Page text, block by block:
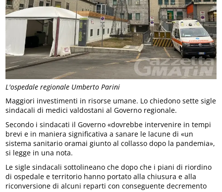
L'ospedale regionale Umberto Parini
Maggiori investimenti in risorse umane. Lo chiedono sette sigle
sindacali di medici valdostani al Governo regionale.
Secondo i sindacati il Governo «dovrebbe intervenire in tempi
brevi e in maniera significativa a sanare le lacune di «un
sistema sanitario oramai giunto al collasso dopo la pandemia»,
si legge in una nota.
Le sigle sindacali sottolineano che dopo che i piani di riordino
di ospedale e territorio hanno portato alla chiusura e alla
riconversione di alcuni reparti con conseguente decremento